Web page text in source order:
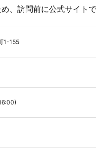
、訪問前に公式サイト
1-155